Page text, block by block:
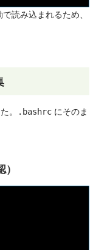
読み込まれるため、
。 .bashrc にそのま